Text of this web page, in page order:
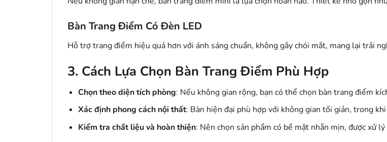
Bàn Trang Điểm Có Đèn LED
Hỗ trợ trang điểm hiệu quả hơn với ánh sáng chuẩn, không gây chói mắt, mang lại trải
3. Cách Lựa Chọn Bàn Trang Điểm Phù Hợp
Chọn theo diện tích phòng: Nếu không gian rộng, bạn có thể chọn bàn trang điểm
Xác định phong cách nội thất: Bàn hiện đại phù hợp với không gian tối giản, trong
Kiểm tra chất liệu và hoàn thiện: Nên chọn sản phẩm có bề mặt nhẵn mịn, được xử